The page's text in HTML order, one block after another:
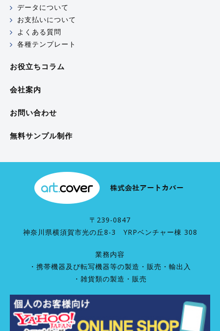
データについて
お支払いについて
よくある質問
各種テンプレート
お役立ちコラム
会社案内
お問い合わせ
無料サンプル制作
〒239-0847
神奈川県横須賀市光の丘8-3 YRPベンチャー棟 308
業務内容
・携帯機器及び転写機器等の製造・販売・輸出入
・雑貨類の製造・販売